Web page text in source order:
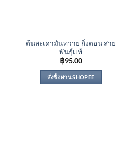
ต้นสะเดามันทวาย กิ่งตอน สาย
พันธุ์เเท้
฿95.00
สั่งซื้อผ่าน SHOPEE